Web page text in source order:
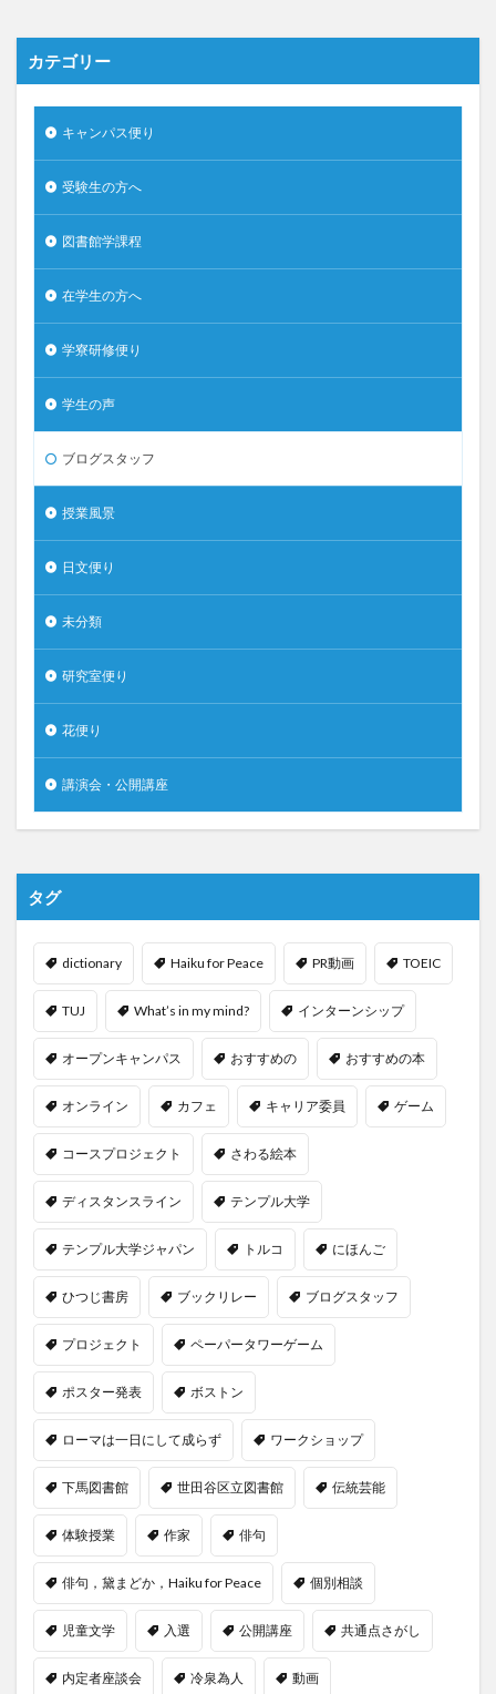
カテゴリー
キャンパス便り
受験生の方へ
図書館学課程
在学生の方へ
学寮研修便り
学生の声
ブログスタッフ
授業風景
日文便り
未分類
研究室便り
花便り
講演会・公開講座
タグ
dictionary Haiku for Peace PR動画 TOEIC
TUJ What’s in my mind? インターンシップ
オープンキャンパス おすすめの おすすめの本
オンライン カフェ キャリア委員 ゲーム
コースプロジェクト さわる絵本
ディスタンスライン テンプル大学
テンプル大学ジャパン トルコ にほんご
ひつじ書房 ブックリレー ブログスタッフ
プロジェクト ペーパータワーゲーム
ポスター発表 ボストン
ローマは一日にして成らず ワークショップ
下馬図書館 世田谷区立図書館 伝統芸能
体験授業 作家 俳句
俳句，黛まどか，Haiku for Peace 個別相談
児童文学 入選 公開講座 共通点さがし
内定者座談会 冷泉為人 動画